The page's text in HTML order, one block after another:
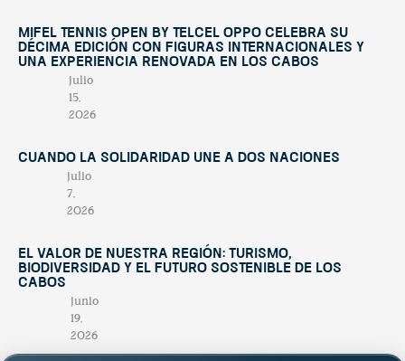
Mifel Tennis Open by Telcel Oppo celebra su
décima edición con figuras internacionales y
una experiencia renovada en Los Cabos
julio
15,
2026
Cuando la solidaridad une a dos naciones
julio
7,
2026
El valor de nuestra región: turismo,
biodiversidad y el futuro sostenible de Los
Cabos
junio
19,
2026